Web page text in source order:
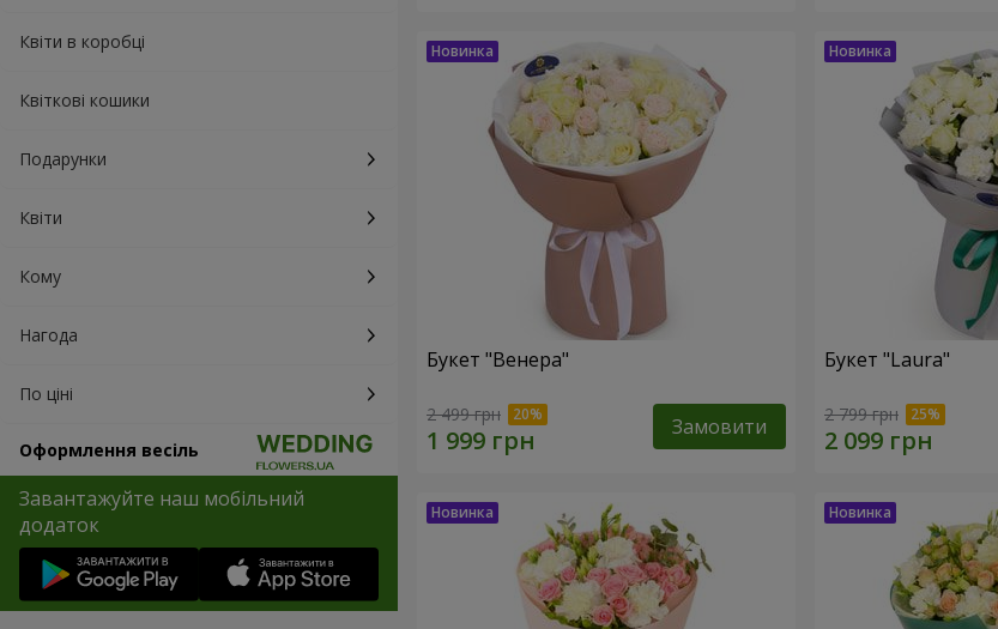
Квіти в коробці
Квіткові кошики
Подарунки
Квіти
Кому
Нагода
По ціні
Оформлення весіль
Завантажуйте наш мобільний
додаток
Букет "Венера"
2 499 грн Замовити
Букет "Laura"
2 799 грн